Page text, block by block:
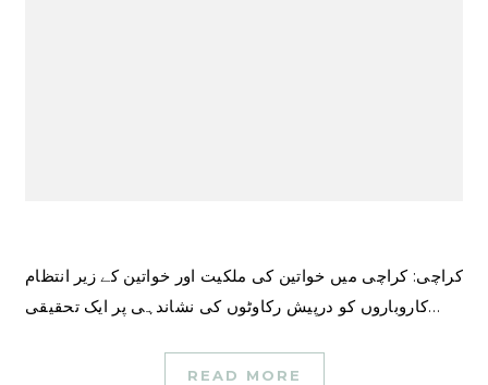
کراچی: کراچی میں خواتین کی ملکیت اور خواتین کے زیر انتظام
کاروباروں کو درپیش رکاوٹوں کی نشاندہی پر ایک تحقیقی…
READ MORE